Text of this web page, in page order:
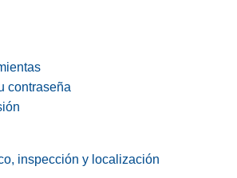
contraseña
inspección y localización